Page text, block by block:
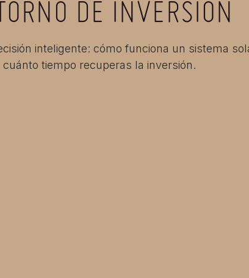
DE INVERSIÓN
inteligente: cómo funciona un sistema
cuánto tiempo recuperas la inversión.